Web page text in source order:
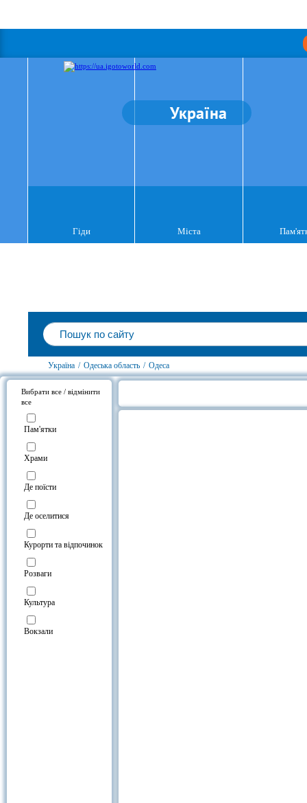
Україна
Гіди Міста
Україна / Одеська область / Одеса
Вибрати все / відмінити
все
Пам'ятки
Храми
Де поїсти
Де оселитися
Курорти та відпочинок
Розваги
Культура
Вокзали